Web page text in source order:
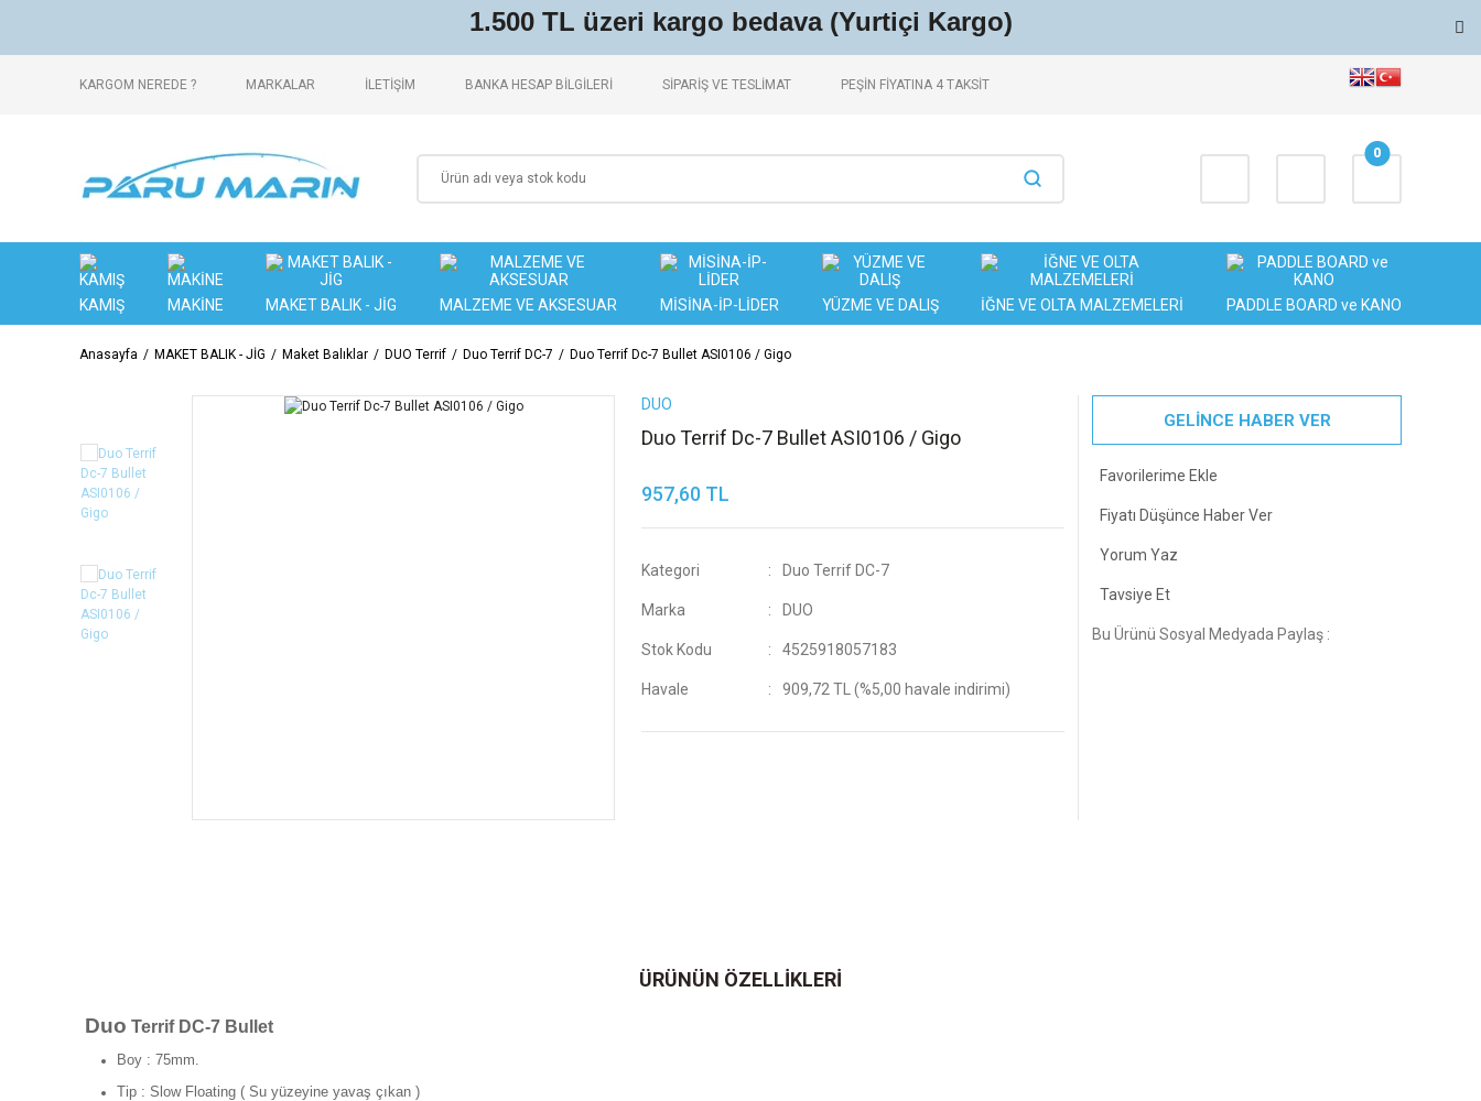
1.500 TL üzeri kargo bedava (Yurtiçi Kargo)
KARGOM NEREDE ? MARKALAR İLETİŞİM BANKA HESAP BİLGİLERİ SİPARİŞ VE TESLİMAT PEŞİN FİYATINA 4 TAKSİT
0
KAMIŞ MAKİNE MAKET BALIK - JİG MALZEME VE AKSESUAR MİSİNA-İP-LİDER YÜZME VE DALIŞ İĞNE VE OLTA MALZEMELERİ PADDLE BOARD ve KANO
Anasayfa MAKET BALIK - JİG Maket Balıklar DUO Terrif Duo Terrif DC-7 Duo Terrif Dc-7 Bullet ASI0106 / Gigo
DUO
Duo Terrif Dc-7 Bullet ASI0106 / Gigo
957,60 TL
Kategori Duo Terrif DC-7
Marka DUO
Stok Kodu 4525918057183
Havale 909,72 TL (%5,00 havale indirimi)
GELİNCE HABER VER
Fiyatı Düşünce Haber Ver
Yorum Yaz
Tavsiye Et
Bu Ürünü Sosyal Medyada Paylaş :
ÜRÜNÜN ÖZELLİKLERİ
Duo Terrif DC-7 Bullet
Boy : 75mm.
Tip : Slow Floating ( Su yüzeyine yavaş çıkan )